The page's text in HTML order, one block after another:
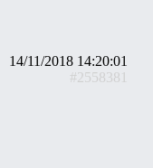
14/11/2018 14:20:01
#2558381